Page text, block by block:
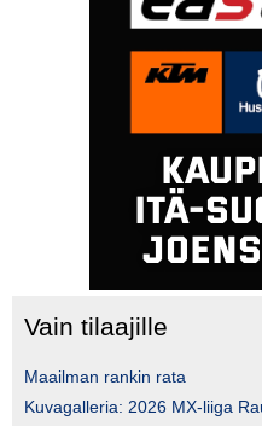
Vain tilaajille
Maailman rankin rata
Kuvagalleria: 2026 MX-liiga